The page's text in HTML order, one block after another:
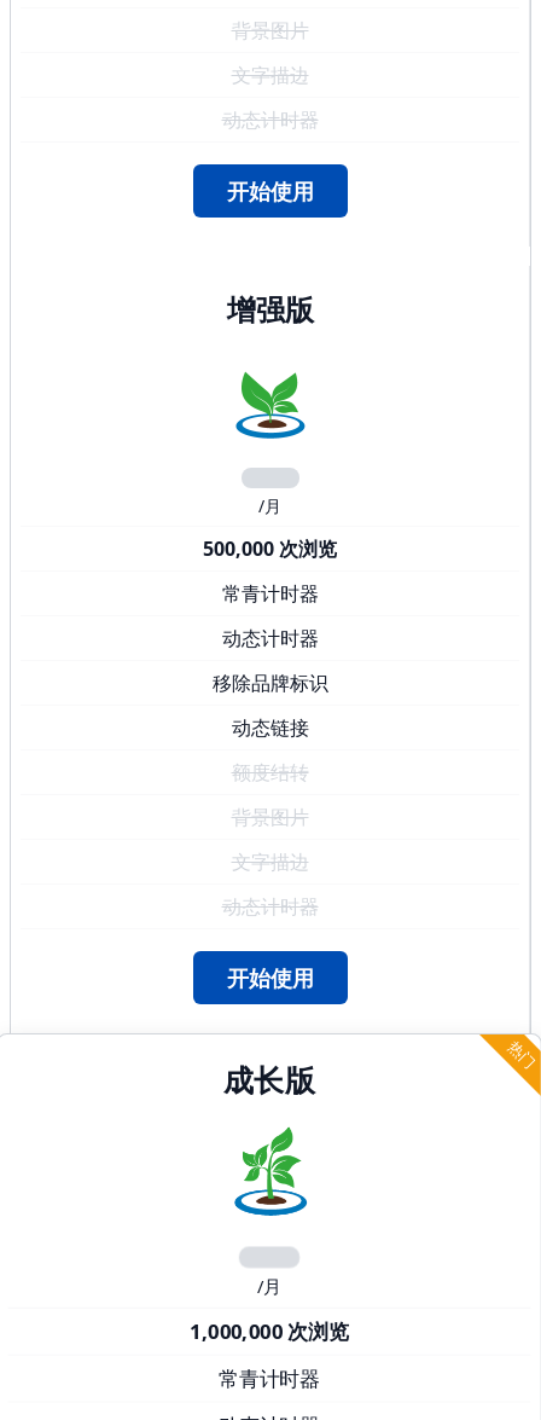
背景图片
文字描边
动态计时器
开始使用
增强版
/月
500,000 次浏览
常青计时器
动态计时器
移除品牌标识
动态链接
额度结转
背景图片
文字描边
动态计时器
开始使用
热门
成长版
/月
1,000,000 次浏览
常青计时器